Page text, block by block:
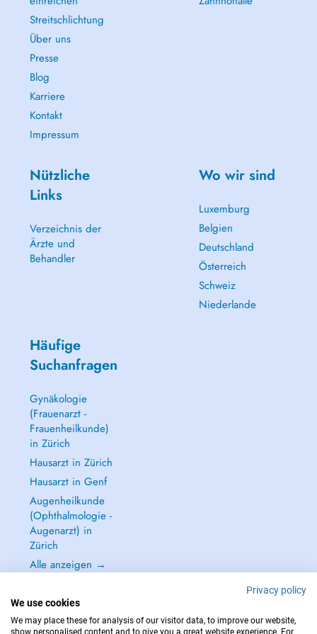
Streitschlichtung
Über uns
Presse
Blog
Karriere
Kontakt
Impressum
Nützliche
Links
Verzeichnis der
Ärzte und
Behandler
Wo wir sind
Luxemburg
Belgien
Deutschland
Österreich
Schweiz
Niederlande
Häufige
Suchanfragen
Gynäkologie
(Frauenarzt -
Frauenheilkunde)
in Zürich
Hausarzt in Zürich
Hausarzt in Genf
Augenheilkunde
(Ophthalmologie -
Augenarzt) in
Zürich
Alle anzeigen →
Privacy policy
We use cookies
We may place these for analysis of our visitor data, to improve our website,
show personalised content and to give you a great website experience. For